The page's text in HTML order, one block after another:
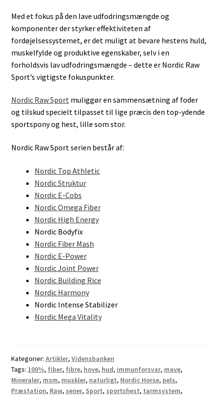
Med et fokus på den lave udfodringsmængde og
komponenter der styrker effektiviteten af
fordøjelsessystemet, er det muligt at bevare hestens huld,
muskelfylde og produktive egenskaber, selv i en
forholdsvis lav udfodringsmængde – dette er Nordic Raw
Sport’s vigtigste fokuspunkter.
Nordic Raw Sportmuliggør en sammensætning af foder
og tilskud specielt tilpasset til lige præcis den top-ydende
sportspony og hest, lille som stor.
Nordic Raw Sport serien består af:
Nordic Top Athletic
Nordic Struktur
Nordic E-Cobs
Nordic Omega Fiber
Nordic High Energy
Nordic Bodyfix
Nordic Fiber Mash
Nordic E-Power
Nordic Joint Power
Nordic Building Rice
Nordic Harmony
Nordic Intense Stabilizer
Nordic Mega Vitality
Kategorier: Artikler, Vidensbanken
Tags: 100%, fiber, fibre, hove, hud, immunforsvar, mave,
Mineraler, msm, muskler, naturligt, Nordic Horse, pels,
Præstation, Raw, sener, Sport, sportshest, tarmsystem,